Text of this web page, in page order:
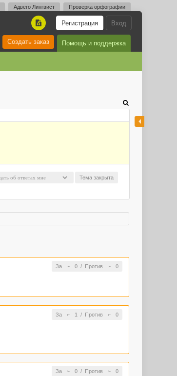
Адвего Лингвист Проверка орфографии
Вход
Регистрация
A
Помощь и поддержка
Создать заказ
Тема закрыта
За 0/ Против 0
За 1 / Против 0
За 0/ Против 0